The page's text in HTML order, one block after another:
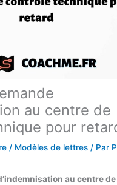
au centre de
pour
/ Modèles de lettres / Par
au centre